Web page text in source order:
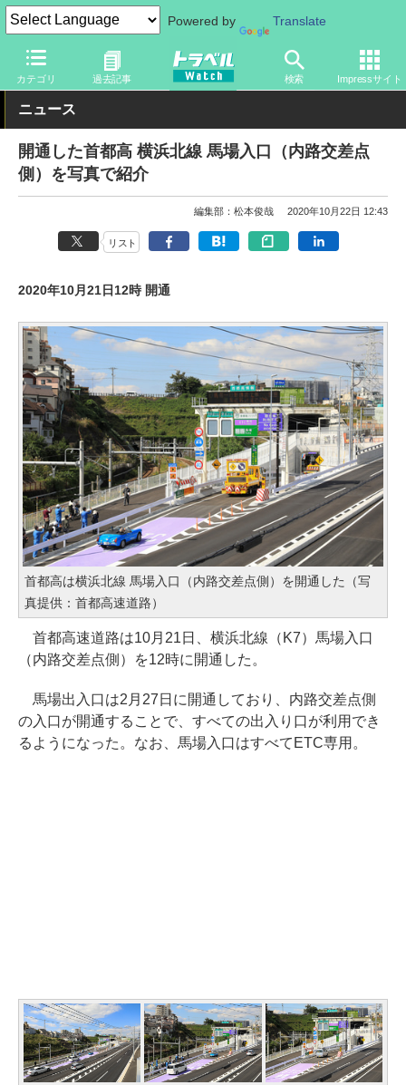
Powered by Translate
カテゴリ 過去記事 検索 Impressサイト
トラベル Watch 旅の方法 クルマ旅 高速道路
ニュース
開通した首都高 横浜北線 馬場入口（内路交差点
側）を写真で紹介
編集部：松本俊哉 2020年10月22日 12:43
リスト
2020年10月21日12時 開通
首都高は横浜北線 馬場入口（内路交差点側）を開通した（写
真提供：首都高速道路）
首都高速道路は10月21日、横浜北線（K7）馬場入口
（内路交差点側）を12時に開通した。
馬場出入口は2月27日に開通しており、内路交差点側
の入口が開通することで、すべての出入り口が利用でき
るようになった。なお、馬場入口はすべてETC専用。